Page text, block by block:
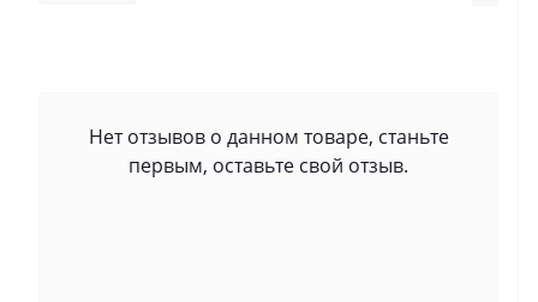
Нет отзывов о данном товаре, станьте
первым, оставьте свой отзыв.